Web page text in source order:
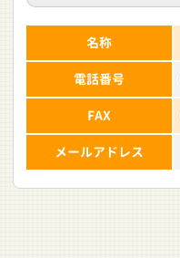
名称
電話番号
FAX
メールアドレス